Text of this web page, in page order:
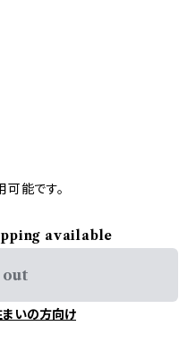
能です。
available
out
いの方向け